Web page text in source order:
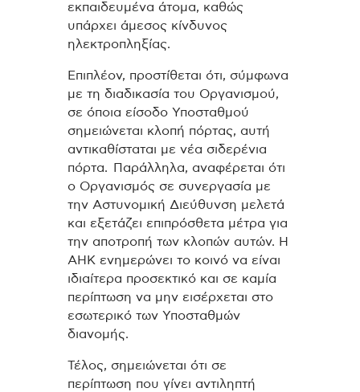
εκπαιδευμένα άτομα, καθώς
υπάρχει άμεσος κίνδυνος
ηλεκτροπληξίας.
Επιπλέον, προστίθεται ότι, σύμφωνα
με τη διαδικασία του Οργανισμού,
σε όποια είσοδο Υποσταθμού
σημειώνεται κλοπή πόρτας, αυτή
αντικαθίσταται με νέα σιδερένια
πόρτα. Παράλληλα, αναφέρεται ότι
ο Οργανισμός σε συνεργασία με
την Αστυνομική Διεύθυνση μελετά
και εξετάζει επιπρόσθετα μέτρα για
την αποτροπή των κλοπών αυτών. Η
ΑΗΚ ενημερώνει το κοινό να είναι
ιδιαίτερα προσεκτικό και σε καμία
περίπτωση να μην εισέρχεται στο
εσωτερικό των Υποσταθμών
διανομής.
Τέλος, σημειώνεται ότι σε
περίπτωση που γίνει αντιληπτή